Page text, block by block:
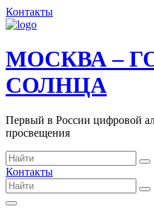
Контакты
МОСКВА –
СОЛНЦА
Первый в России цифровой
просвещения
Контакты